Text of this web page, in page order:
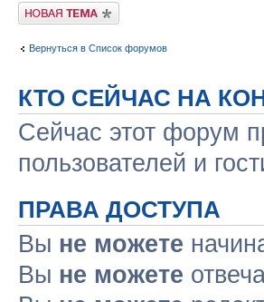
Новая тема
Вернуться в Список форумов
КТО СЕЙЧАС НА
Сейчас этот форум
пользователей и
ПРАВА ДОСТУПА
Вы не можете
Вы не можете